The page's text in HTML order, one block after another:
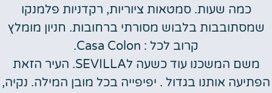
כמה שעות. סמטאות ציוריות, רקדניות פלמנקו
שמסתובבות בלבוש מסורתי ברחובות. חניון מומלץ
קרוב לכל : Casa Colon.
משם המשכנו עוד כשעה לSEVILLA. העיר הזאת
הפתיעה אותנו בגדול . יפיפייה בכל מובן המילה. נקיה,